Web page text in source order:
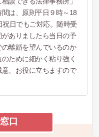
は、原則平日９時～18
日でもご対応。随時受
ありましたら当日の予
離婚を望んでいるのか
ために細かく粘り強く
、お役に立ちますので
口